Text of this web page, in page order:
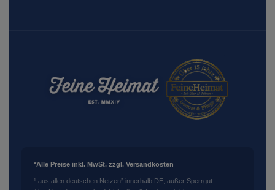
*Alle Preise inkl. MwSt. zzgl. Versandkosten
¹ aus allen deutschen Netzen² innerhalb DE, außer Sperrgut